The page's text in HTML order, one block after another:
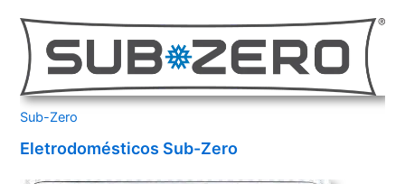
Sub-Zero
Eletrodomésticos Sub-Zero